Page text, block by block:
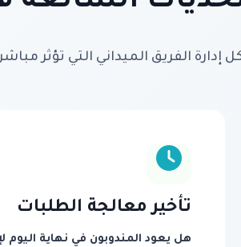
إدارة الفريق الميداني التي تؤثر
تأخير معالجة الطلبات
هل يعود المندوبون في نهاية اليوم